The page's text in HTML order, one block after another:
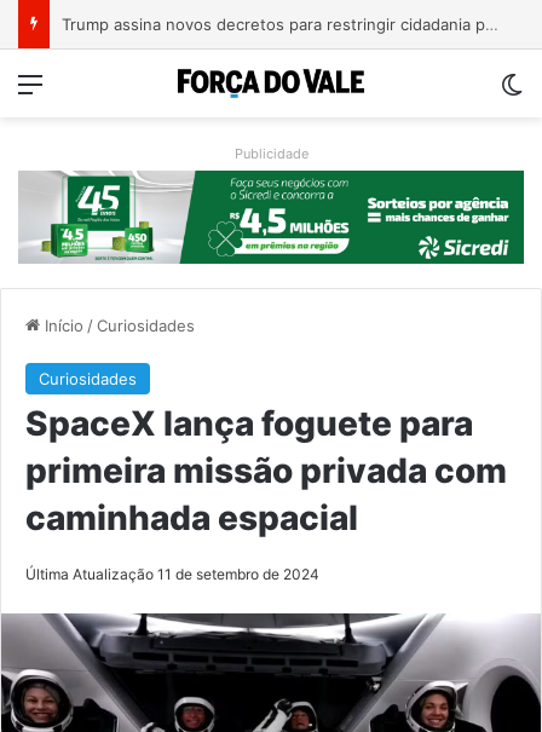
A Balsa Vicentina do Rio Guaporé
Menu
Publicidade
Início /Curiosidades
Curiosidades
SpaceX lança foguete para
primeira missão privada com
caminhada espacial
Última Atualização 11 de setembro de 2024